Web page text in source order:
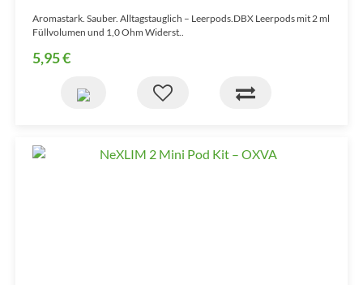
Aromastark. Sauber. Alltagstauglich – Leerpods.DBX Leerpods mit 2 ml
Füllvolumen und 1,0 Ohm Widerst..
5,95 €